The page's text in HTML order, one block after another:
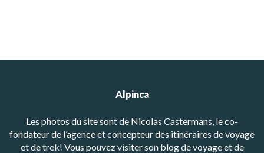
Alpinca
Les photos du site sont de Nicolas Castermans, le co-
fondateur de l’agence et concepteur des itinéraires de voyage
et de trek! Vous pouvez visiter son blog de voyage et de